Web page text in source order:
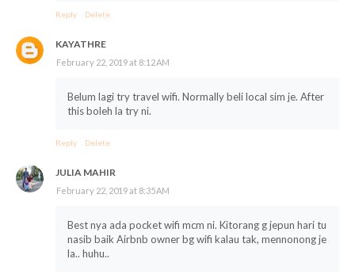
Reply Delete
KAYATHRE
February 22, 2019 at 8:12 AM
Belum lagi try travel wifi. Normally beli local sim je. After
this boleh la try ni.
Reply Delete
JULIA MAHIR
February 22, 2019 at 8:35 AM
Best nya ada pocket wifi mcm ni. Kitorang g jepun hari tu
nasib baik Airbnb owner bg wifi kalau tak, mennonong je
la.. huhu..